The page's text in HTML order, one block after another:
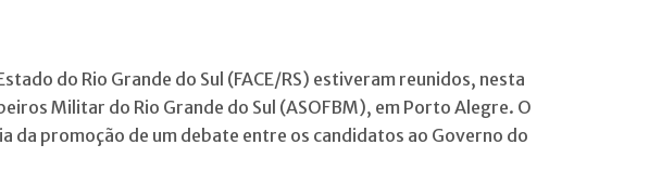
do Rio Grande do Sul (FACE/RS) estiveram reunidos, nesta
Militar do Rio Grande do Sul (ASOFBM), em Porto Alegre. O
promoção de um debate entre os candidatos ao Governo do